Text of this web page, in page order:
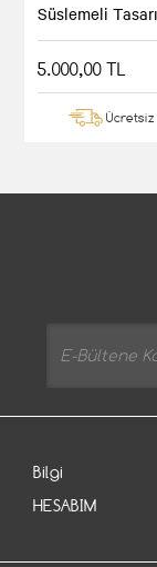
Süslemeli
5.000,00 TL
Bilgi
HESABIM